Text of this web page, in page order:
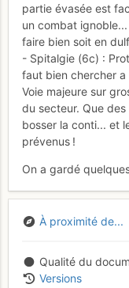
partie évasée est
un combat
faire bien soit en
- Spitalgie (6c) :
faut bien chercher
Voie majeure sur
du secteur. Que
bosser la conti... et
prévenus !
On a gardé
À proximité de...
Qualité du
Versions